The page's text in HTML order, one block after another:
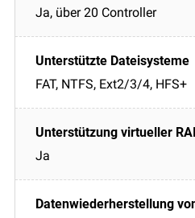
Ja, über 20 Controller
FAT, NTFS, Ext2/3/4, HFS+
Ja